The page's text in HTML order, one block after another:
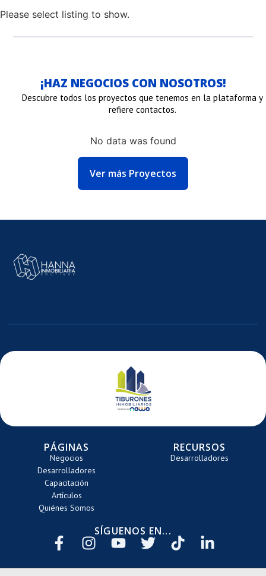
Please select listing to show.
¡HAZ NEGOCIOS CON NOSOTROS!
Descubre todos los proyectos que tenemos en la plataforma y
refiere contactos.
No data was found
Ver más Proyectos
PÁGINAS
Negocios
Desarrolladores
Capacitación
Artículos
Quiénes Somos
RECURSOS
Desarrolladores
SÍGUENOS EN...